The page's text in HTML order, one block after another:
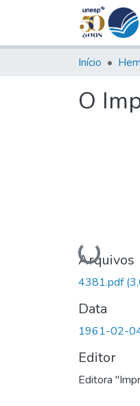
Início
O
Carregando...
Arquivos
4381.pdf
Data
1961-02-
Editor
Editora